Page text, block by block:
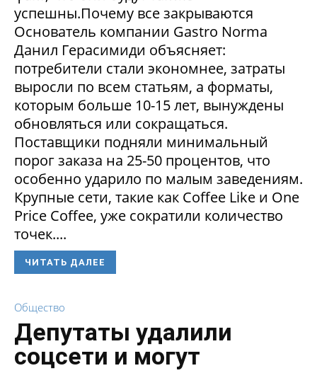
успешны.Почему все закрываются
Основатель компании Gastro Norma
Данил Герасимиди объясняет:
потребители стали экономнее, затраты
выросли по всем статьям, а форматы,
которым больше 10-15 лет, вынуждены
обновляться или сокращаться.
Поставщики подняли минимальный
порог заказа на 25-50 процентов, что
особенно ударило по малым заведениям.
Крупные сети, такие как Coffee Like и One
Price Coffee, уже сократили количество
точек....
ЧИТАТЬ ДАЛЕЕ
Общество
Депутаты удалили
соцсети и могут